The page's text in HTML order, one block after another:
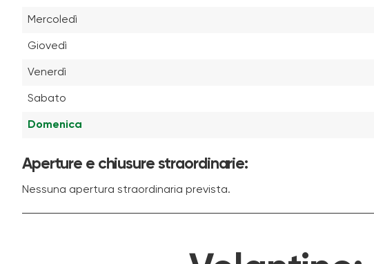
Mercoledì
Giovedì
Venerdì
Sabato
Domenica
Aperture e chiusure straordinarie:
Nessuna apertura straordinaria prevista.